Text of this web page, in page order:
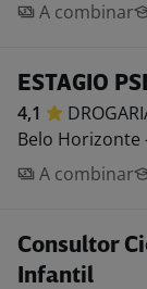
A combinar
ESTAGIO
4,1
Belo Horizonte
A combinar
Consultor
Infantil